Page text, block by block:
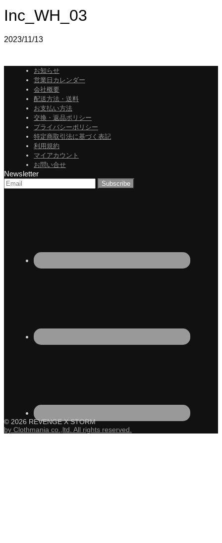
Inc_WH_03
2023/11/13
お知らせ
営業日カレンダー
会社概要
配送方法・送料
お支払い方法
交換・返品ポリシー
プライバシーポリシー
特定商取引法に基づく表記
利用規約
マイアカウント
お問い合せ
Newsletter
© 2026 REVENGE X STORM
by Clothmania co.,ltd. All rights reserved.